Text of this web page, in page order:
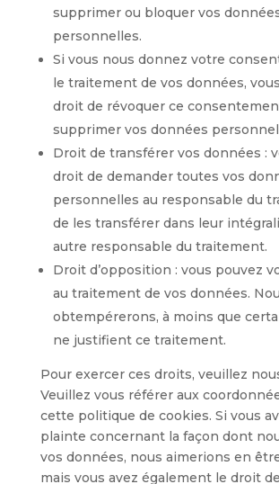
supprimer ou bloquer vos
personnelles.
Si vous nous donnez votre
le traitement de vos données,
droit de révoquer ce
supprimer vos données
Droit de transférer vos données :
droit de demander toutes vos
personnelles au responsable du
de les transférer dans leur
autre responsable du traitement.
Droit d’opposition : vous pouvez
au traitement de vos données.
obtempérerons, à moins que
ne justifient ce traitement.
Pour exercer ces droits, veuillez
Veuillez vous référer aux
cette politique de cookies. Si vous
plainte concernant la façon dont
vos données, nous aimerions en
mais vous avez également le droit